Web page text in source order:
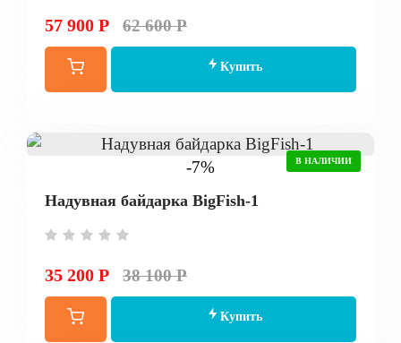
57 900 Р 62 600 Р
Купить
-7% В НАЛИЧИИ
Надувная байдарка BigFish-1
35 200 Р 38 100 Р
Купить